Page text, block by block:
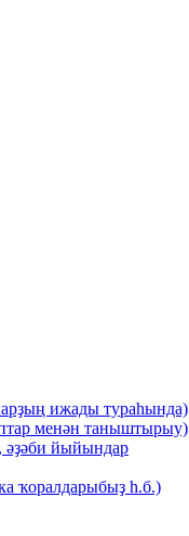
ижады тураһында)
менән таныштырыу)
әҙәби йыйындар
ҡоралдарыбыҙ һ.б.)